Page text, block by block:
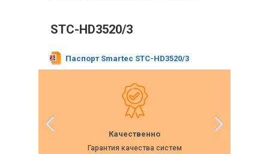
STC-HD3520/3
Паспорт Smartec STC-HD3520/3
Качественно
Гарантия качества систем